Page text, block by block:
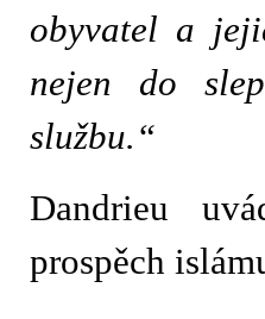
obyvatel a
nejen do
službu.“
Dandrieu
prospěch